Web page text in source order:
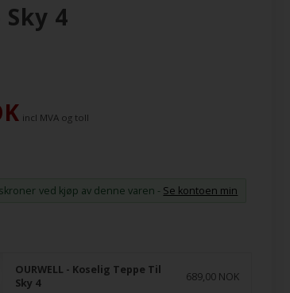
Sky 4
incl MVA og toll
ved kjøp av denne varen - Se kontoen min
OURWELL - Koselig Teppe Til
Sky 4
689,00 NOK